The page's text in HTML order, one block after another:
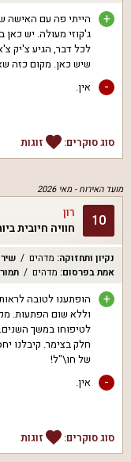
+
הייתי פה עם האישה
ג'קוזי מעולה. יש כאן
לכל דבר, הגיע צ'יק
שיש כאן. מקום כזה
- אין.
סוג סוקרים: זוגות
מועד האירוח -מאי 2026
10 רון
חוויה חיובית
נקיון ותחזוקה: מדהים
אמת בפרסום: מדהים
+
הופתענו לטובה
וללא שום הפתעות.
לטיפוחו במשך
חלק בצימר. קיבלנו
של חו\"ל!
- אין.
סוג סוקרים: זוגות